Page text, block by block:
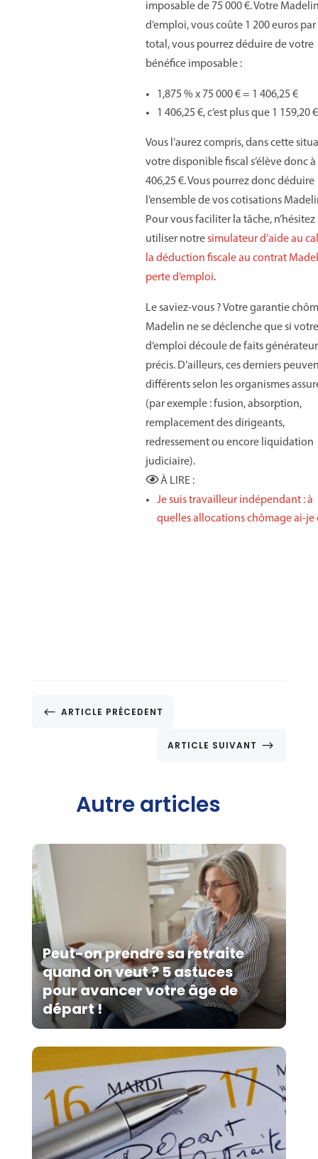
imposable de 75 000 €. Votre
d’emploi, vous coûte 1 200 euros par
total, vous pourrez déduire de votre
bénéfice imposable :
1,875 % x 75 000 € = 1 406,25 €
1 406,25 €, c’est plus que 1 159,20 €
Vous l’aurez compris, dans cette
votre disponible fiscal s’élève donc à
406,25 €. Vous pourrez donc déduire
l’ensemble de vos cotisations
Pour vous faciliter la tâche, n’hésitez
utiliser notresimulateur d’aide au
la déduction fiscale au contrat
perte d’emploi.
Le saviez-vous ? Votre garantie
Madelin ne se déclenche que si
d’emploi découle de faits
précis. D’ailleurs, ces derniers
différents selon les organismes
(par exemple : fusion, absorption,
remplacement des dirigeants,
redressement ou encore liquidation
judiciaire).
À LIRE :
Je suis travailleur indépendant : à
quelles allocations chômage ai-je
# ARTICLE PRÉCEDENT
ARTICLE SUIVANT $
Autre articles
Peut-on prendre sa retraite
quand on veut ? 5 astuces
pour avancer votre âge de
départ !